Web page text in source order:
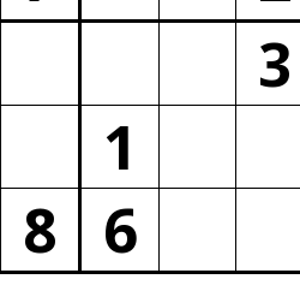
3
1
8 6